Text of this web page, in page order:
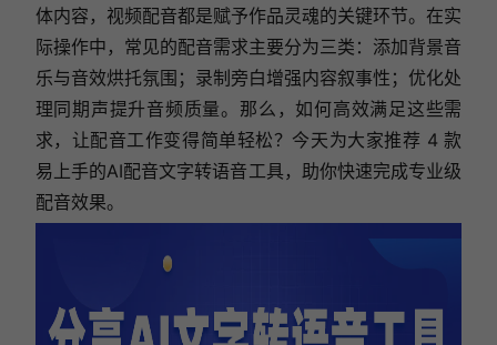
体内容，视频配音都是赋予作品灵魂的关键环节。在实
际操作中，常见的配音需求主要分为三类：添加背景音
乐与音效烘托氛围；录制旁白增强内容叙事性；优化处
理同期声提升音频质量。那么，如何高效满足这些需
求，让配音工作变得简单轻松？今天为大家推荐 4 款
易上手的AI配音文字转语音工具，助你快速完成专业级
配音效果。